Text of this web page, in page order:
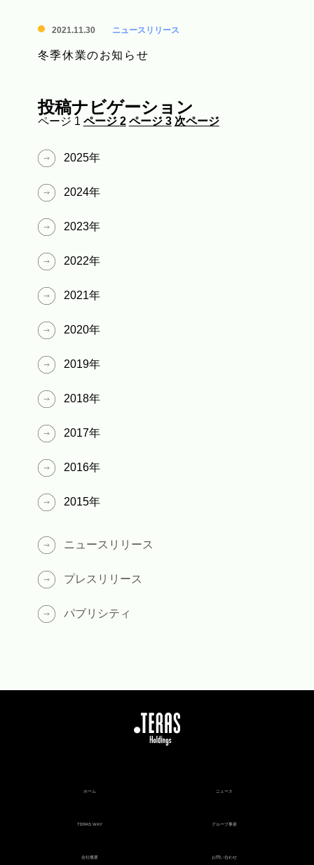
2021.11.30 ニュースリリース
冬季休業のお知らせ
投稿ナビゲーション
ページ 1 ページ 2 ページ 3 次ページ
2025年
2024年
2023年
2022年
2021年
2020年
2019年
2018年
2017年
2016年
2015年
ニュースリリース
プレスリリース
パブリシティ
ホーム ニュース
TERAS WAY グループ事業
会社概要 お問い合わせ